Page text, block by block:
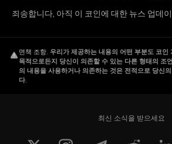
죄송합니다, 아직 이 코인에 대한 뉴스 업데
면책 조항. 우리가 제공하는 내용의 어떤 부분도 코인
목적으로든지 당신이 의존할 수 있는 다른 형태의 조
의 내용을 사용하거나 의존하는 것은 전적으로 당신
다.
최신 소식을 받으세요